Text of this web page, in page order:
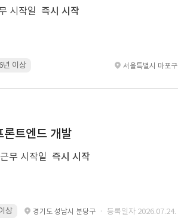
시작일 즉시 시작
년 이상 Kotlin · 6년 이상
서울특별시 마포구
트엔드 개발
근무 시작일 즉시 시작
상 경기도 성남시 분당구 · 등록일자 2026.07.24.